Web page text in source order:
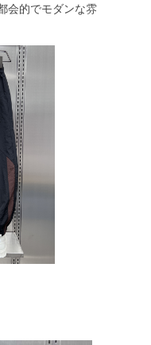
会的でモダンな雰